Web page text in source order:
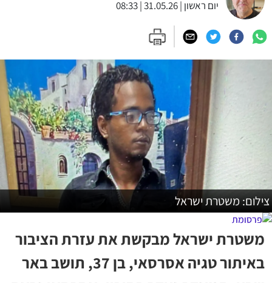
יום ראשון | 31.05.26 | 08:33
צילום: משטרת ישראל
משטרת ישראל מבקשת את עזרת הציבור
באיתור טגיה אסרסאי, בן 37, תושב באר